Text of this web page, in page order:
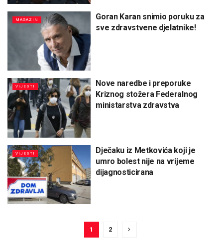
MAGAZIN
Goran Karan snimio poruku za
sve zdravstvene djelatnike!
VIJESTI
Nove naredbe i preporuke
Kriznog stožera Federalnog
ministarstva zdravstva
VIJESTI
Dječaku iz Metkovića koji je
umro bolest nije na vrijeme
dijagnosticirana
1 2